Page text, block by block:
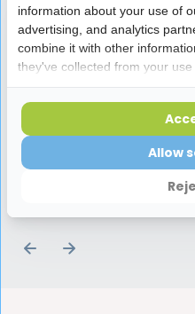
GUM HaliControl
Tongreiniger
information about your use of
advertising, and analytics
combine it with other
they've collected from your use
Allow